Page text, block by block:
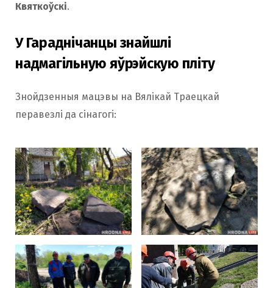
Квяткоўскі.
У Гараднічанцы знайшлі
надмагільную яўрэйскую пліту
Знойдзенныя мацэвы на Вялікай Траецкай
перавезлі да сінагогі: